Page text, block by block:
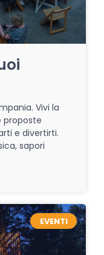
Vivi la
proposte
e divertirti.
sapori
EVENTI